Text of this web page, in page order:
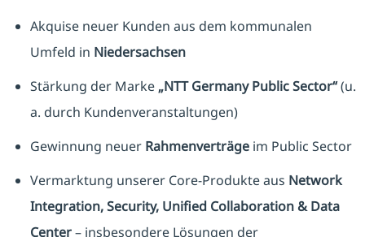
Akquise neuer Kunden aus dem kommunalen
Umfeld in Niedersachsen
Stärkung der Marke „NTT Germany Public Sector“(u.
a. durch Kundenveranstaltungen)
Gewinnung neuer Rahmenverträge im Public Sector
Vermarktung unserer Core-Produkte aus Network
Integration, Security, Unified Collaboration & Data
Center– insbesondere Lösungen der